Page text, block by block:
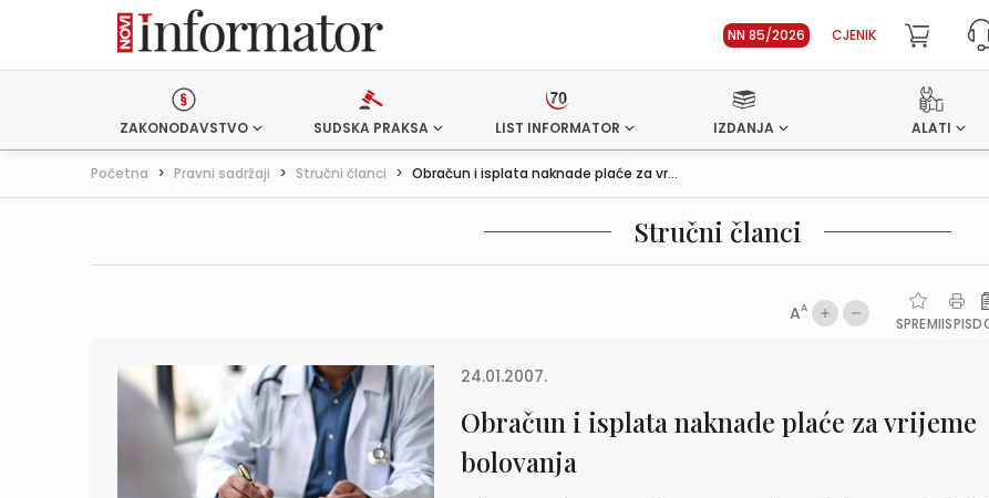
NN 85/2026 CJENIK
ZAKONODAVSTVO SUDSKA PRAKSA LIST INFORMATOR IZDANJA ALATI
Početna > Pravni sadržaji > Stručni članci > Obračun i isplata naknade plaće za vr...
Stručni članci
AA
SPREMIISPIS
24.01.2007.
Obračun i isplata naknade plaće za vrijeme
bolovanja